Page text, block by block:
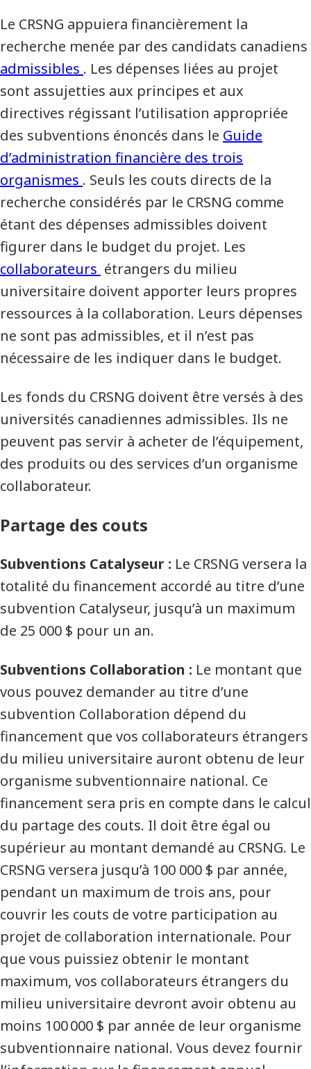
Le CRSNG appuiera financièrement la
recherche menée par des candidats canadiens
admissibles . Les dépenses liées au projet
sont assujetties aux principes et aux
directives régissant l’utilisation appropriée
des subventions énoncés dans le Guide
d’administration financière des trois
organismes . Seuls les couts directs de la
recherche considérés par le CRSNG comme
étant des dépenses admissibles doivent
figurer dans le budget du projet. Les
collaborateurs étrangers du milieu
universitaire doivent apporter leurs propres
ressources à la collaboration. Leurs dépenses
ne sont pas admissibles, et il n’est pas
nécessaire de les indiquer dans le budget.
Les fonds du CRSNG doivent être versés à des
universités canadiennes admissibles. Ils ne
peuvent pas servir à acheter de l’équipement,
des produits ou des services d’un organisme
collaborateur.
Partage des couts
Subventions Catalyseur : Le CRSNG versera la
totalité du financement accordé au titre d’une
subvention Catalyseur, jusqu’à un maximum
de 25 000 $ pour un an.
Subventions Collaboration : Le montant que
vous pouvez demander au titre d’une
subvention Collaboration dépend du
financement que vos collaborateurs étrangers
du milieu universitaire auront obtenu de leur
organisme subventionnaire national. Ce
financement sera pris en compte dans le calcul
du partage des couts. Il doit être égal ou
supérieur au montant demandé au CRSNG. Le
CRSNG versera jusqu’à 100 000 $ par année,
pendant un maximum de trois ans, pour
couvrir les couts de votre participation au
projet de collaboration internationale. Pour
que vous puissiez obtenir le montant
maximum, vos collaborateurs étrangers du
milieu universitaire devront avoir obtenu au
moins 100 000 $ par année de leur organisme
subventionnaire national. Vous devez fournir